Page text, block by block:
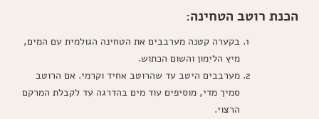
הכנת רוטב הטחינה:
בקערה קטנה מערבבים את הטחינה הגולמית עם המים,
מיץ הלימון והשום הכתוש.
מערבבים היטב עד שהרוטב אחיד וקרמי. אם הרוטב
סמיך מדי, מוסיפים עוד מים בהדרגה עד לקבלת המרקם
הרצוי.